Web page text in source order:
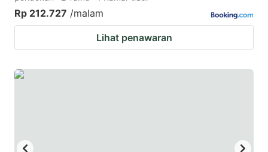
Rp 212.727 /malam
Lihat penawaran